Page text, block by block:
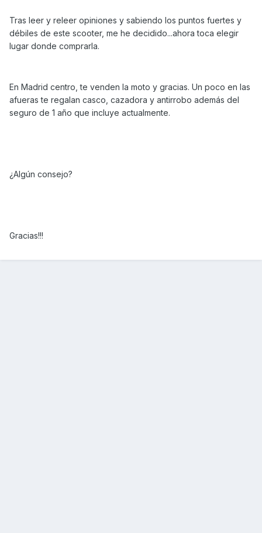
Tras leer y releer opiniones y sabiendo los puntos fuertes y
débiles de este scooter, me he decidido...ahora toca elegir
lugar donde comprarla.
En Madrid centro, te venden la moto y gracias. Un poco en las
afueras te regalan casco, cazadora y antirrobo además del
seguro de 1 año que incluye actualmente.
¿Algún consejo?
Gracias!!!